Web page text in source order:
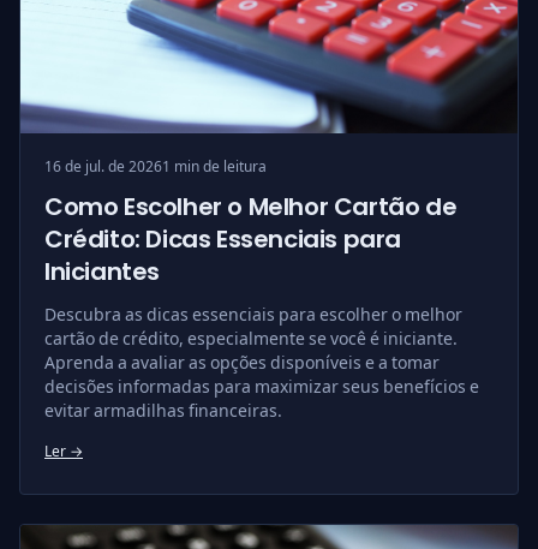
16 de jul. de 20261 min de leitura
Como Escolher o Melhor Cartão de
Crédito: Dicas Essenciais para
Iniciantes
Descubra as dicas essenciais para escolher o melhor
cartão de crédito, especialmente se você é iniciante.
Aprenda a avaliar as opções disponíveis e a tomar
decisões informadas para maximizar seus benefícios e
evitar armadilhas financeiras.
Ler →